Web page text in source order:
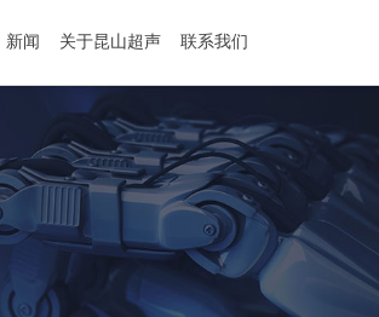
新闻 关于昆山超声 联系我们